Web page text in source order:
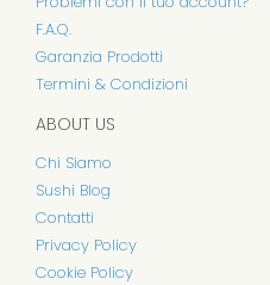
F.A.Q.
Garanzia Prodotti
Termini & Condizioni
ABOUT US
Chi Siamo
Sushi Blog
Contatti
Privacy Policy
Cookie Policy